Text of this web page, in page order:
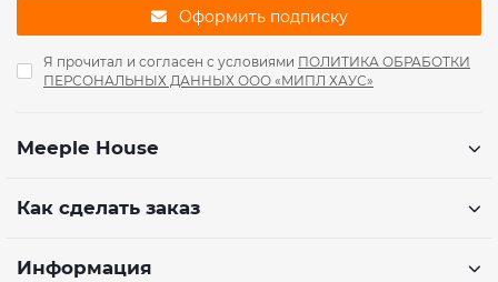
Оформить подписку
Я прочитал и согласен с условиями ПОЛИТИКА ОБРАБОТКИ
ПЕРСОНАЛЬНЫХ ДАННЫХ ООО «МИПЛ ХАУС»
Meeple House
Как сделать заказ
Информация